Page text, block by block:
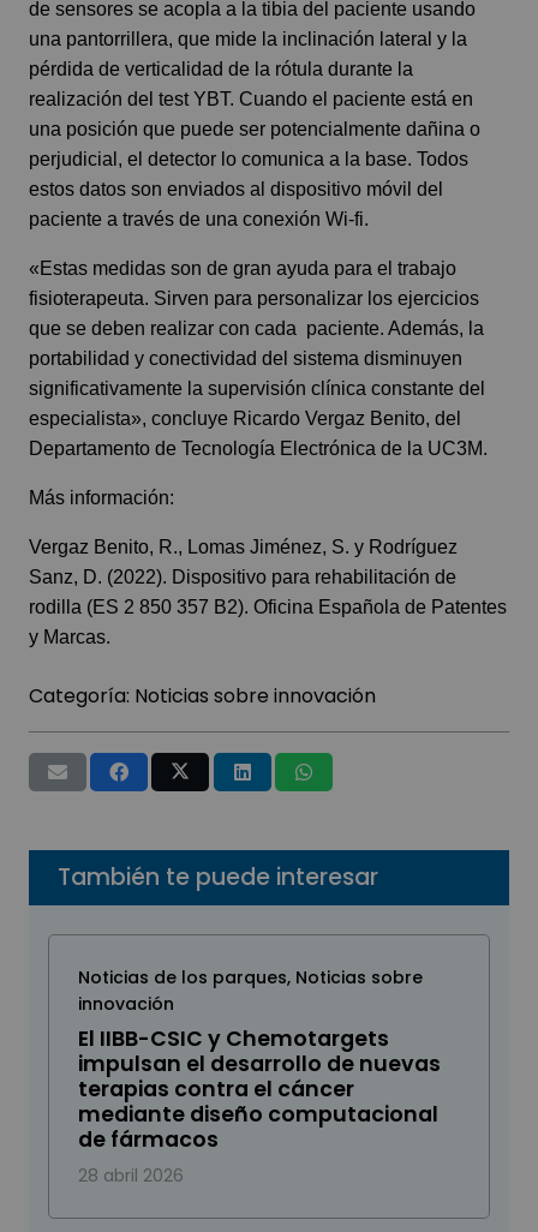
de sensores se acopla a la tibia del paciente usando
una pantorrillera, que mide la inclinación lateral y la
pérdida de verticalidad de la rótula durante la
realización del test YBT. Cuando el paciente está en
una posición que puede ser potencialmente dañina o
perjudicial, el detector lo comunica a la base. Todos
estos datos son enviados al dispositivo móvil del
paciente a través de una conexión Wi-fi.
«Estas medidas son de gran ayuda para el trabajo
fisioterapeuta. Sirven para personalizar los ejercicios
que se deben realizar con cada paciente. Además, la
portabilidad y conectividad del sistema disminuyen
significativamente la supervisión clínica constante del
especialista», concluye Ricardo Vergaz Benito, del
Departamento de Tecnología Electrónica de la UC3M.
Más información:
Vergaz Benito, R., Lomas Jiménez, S. y Rodríguez
Sanz, D. (2022). Dispositivo para rehabilitación de
rodilla (ES 2 850 357 B2). Oficina Española de Patentes
y Marcas.
Categoría: Noticias sobre innovación
También te puede interesar
Noticias de los parques, Noticias sobre
innovación
El IIBB-CSIC y Chemotargets
impulsan el desarrollo de nuevas
terapias contra el cáncer
mediante diseño computacional
de fármacos
28 abril 2026